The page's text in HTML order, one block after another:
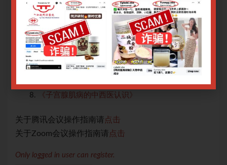
《复发性流产（RSA）的中西医诊治》
《高泌乳素血症（HP）的中西医诊治》
《中医药改善高龄IVF结局的核心机制及疗效评价研
究》
《未破裂卵泡黄素化综合征》
《子宫腺肌病的中西医认识》
关于腾讯会议操作指南请 点击
关于Zoom会议操作指南请 点击
Only logged in user can register.